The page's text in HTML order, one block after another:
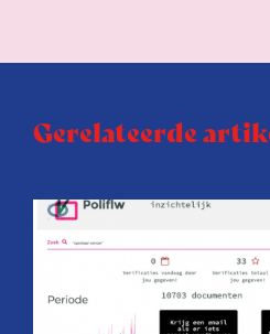
Gerelateerde